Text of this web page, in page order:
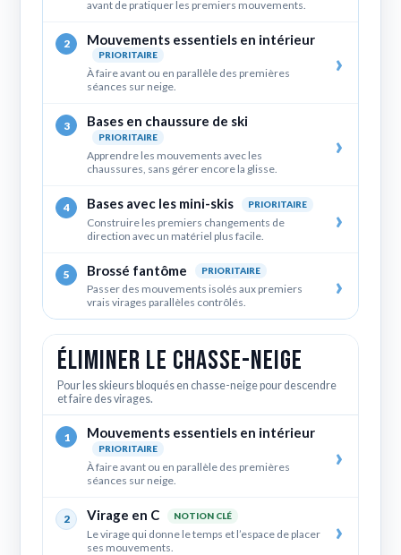
avant de pratiquer les premiers mouvements.
2 Mouvements essentiels en intérieur
PRIORITAIRE
À faire avant ou en parallèle des premières
séances sur neige.
3 Bases en chaussure de ski
PRIORITAIRE
Apprendre les mouvements avec les
chaussures, sans gérer encore la glisse.
4 Bases avec les mini-skis PRIORITAIRE
Construire les premiers changements de
direction avec un matériel plus facile.
5 Brossé fantôme PRIORITAIRE
Passer des mouvements isolés aux premiers
vrais virages parallèles contrôlés.
Éliminer le chasse-neige
Pour les skieurs bloqués en chasse-neige pour descendre
et faire des virages.
1 Mouvements essentiels en intérieur
PRIORITAIRE
À faire avant ou en parallèle des premières
séances sur neige.
2 Virage en C NOTION CLÉ
Le virage qui donne le temps et l’espace de placer
ses mouvements.